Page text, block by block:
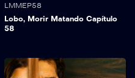
LMMEP58
Lobo, Morir Matando Capítulo
58